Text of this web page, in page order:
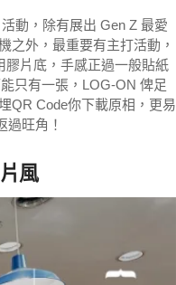
動，除有展出 Gen Z 最愛
之外，最重要有主打活動，
膠片底，手感正過一般貼紙
只有一張，LOG-ON 俾足
QR Code你下載原相，更易
旺角！
風